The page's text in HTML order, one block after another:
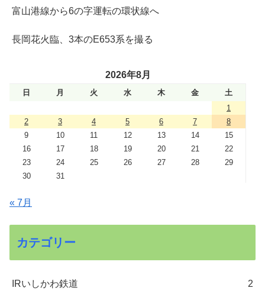
富山港線から6の字運転の環状線へ
長岡花火臨、3本のE653系を撮る
2026年8月
日 月 火 水 木 金
土
1
2
3 4 5 6 7
8
9
10 11 12 13 14
15
16
17 18 19 20 21
22
23
24 25 26 27 28
29
30
31
« 7月
カテゴリー
IRいしかわ鉄道 2